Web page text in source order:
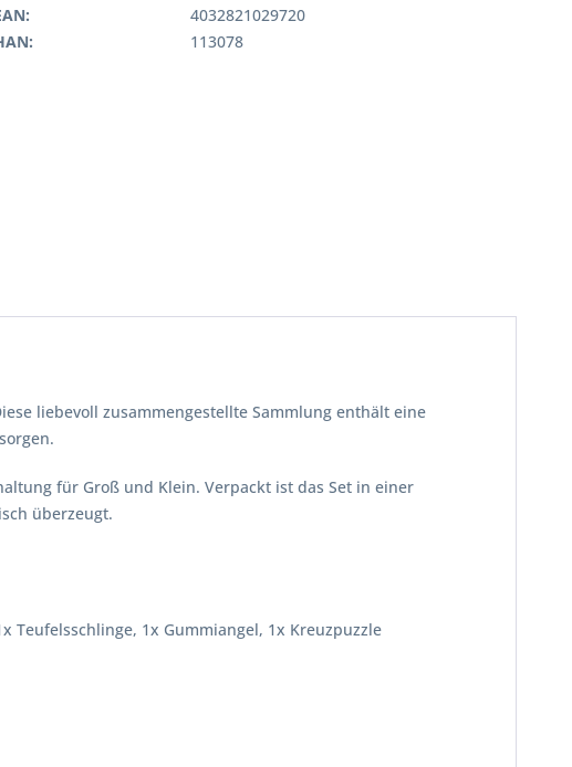
4032821029720
113078
liebevoll zusammengestellte Sammlung enthält eine
für Groß und Klein. Verpackt ist das Set in einer
überzeugt.
Teufelsschlinge, 1x Gummiangel, 1x Kreuzpuzzle